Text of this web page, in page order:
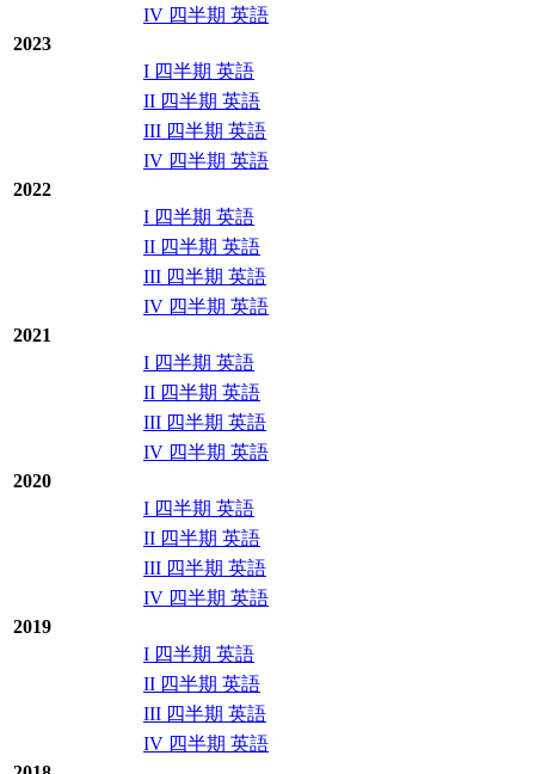
IV 四半期 英語
2023
I 四半期 英語
II 四半期 英語
III 四半期 英語
IV 四半期 英語
2022
I 四半期 英語
II 四半期 英語
III 四半期 英語
IV 四半期 英語
2021
I 四半期 英語
II 四半期 英語
III 四半期 英語
IV 四半期 英語
2020
I 四半期 英語
II 四半期 英語
III 四半期 英語
IV 四半期 英語
2019
I 四半期 英語
II 四半期 英語
III 四半期 英語
IV 四半期 英語